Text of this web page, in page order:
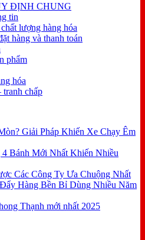
ĐỊNH CHUNG
tin
lượng hàng hóa
hàng và thanh toán
phẩm
hóa
chấp
Giải Pháp Khiến Xe Chạy Êm
Bánh Mới Nhất Khiến Nhiều
Các Công Ty Ưa Chuộng Nhất
Hàng Bền Bỉ Dùng Nhiều Năm
Thạnh mới nhất 2025